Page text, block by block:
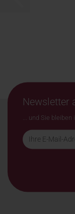
Newsletter
... und Sie